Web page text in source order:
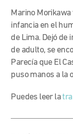
Marino
infancia en el
de Lima. Dejó de
de adulto, se
Parecía que El
puso manos a la
Puedes leer la